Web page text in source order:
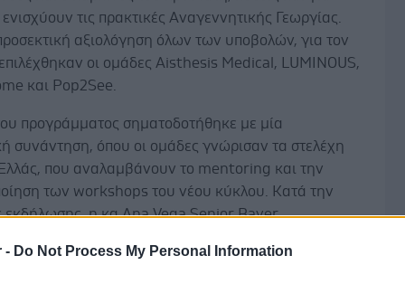
- Do Not Process My Personal Information
τις πρακτικές Αναγεννητικής Γεωργίας.
αξιολόγηση όλων των υποβολών, για τον
οι ομάδες Aisthesis Medical, LUMINOUS,
και Pop2See.
προγράμματος σηματοδοτήθηκε με μία
συνάντηση, όπου οι ομάδες γνώρισαν τα στελέχη
που αναλαμβάνουν το mentoring και την
των workshops του νέου κύκλου. Κατά την
εκδήλωσης, η κα Ana Vega Senior Bayer
ανέφερε «Σε μια εποχή που ο κόσμος αντιμετωπίζει